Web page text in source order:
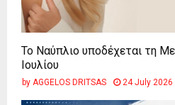
Το Ναύπλιο υποδέχεται τη
Ιουλίου
by AGGELOS DRITSAS 24 July 2026